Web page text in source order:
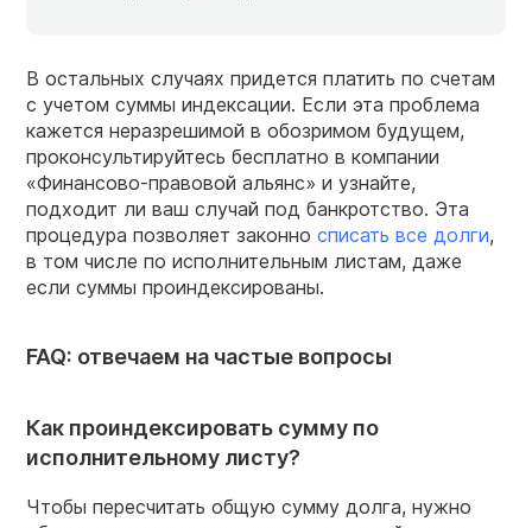
В остальных случаях придется платить по счетам
с учетом суммы индексации. Если эта проблема
кажется неразрешимой в обозримом будущем,
проконсультируйтесь бесплатно в компании
«Финансово-правовой альянс» и узнайте,
подходит ли ваш случай под банкротство. Эта
процедура позволяет законно списать все долги,
в том числе по исполнительным листам, даже
если суммы проиндексированы.
FAQ: отвечаем на частые вопросы
Как проиндексировать сумму по
исполнительному листу?
Чтобы пересчитать общую сумму долга, нужно